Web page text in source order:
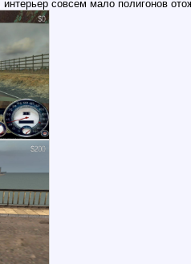
интерьер совсем мало полигонов